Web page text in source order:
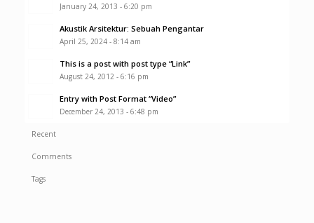
January 24, 2013 - 6:20 pm
Akustik Arsitektur: Sebuah Pengantar
April 25, 2024 - 8:14 am
This is a post with post type “Link”
August 24, 2012 - 6:16 pm
Entry with Post Format “Video”
December 24, 2013 - 6:48 pm
Recent
Comments
Tags